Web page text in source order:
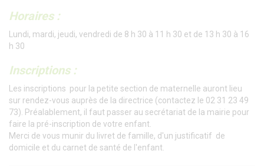
Horaires :
Lundi, mardi, jeudi, vendredi de 8 h 30 à 11 h 30 et de 13 h 30 à 16
h 30
Inscriptions :
Les inscriptions pour la petite section de maternelle auront lieu
sur rendez-vous auprès de la directrice (contactez le 02 31 23 49
73). Préalablement, il faut passer au secrétariat de la mairie pour
faire la pré-inscription de votre enfant.
Merci de vous munir du livret de famille, d'un justificatif de
domicile et du carnet de santé de l'enfant.